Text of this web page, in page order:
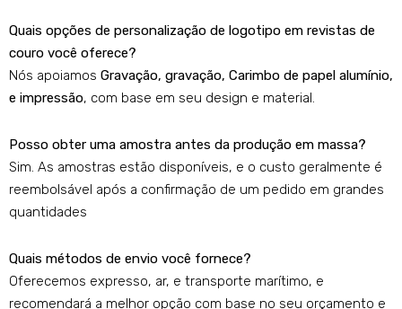
Quais opções de personalização de logotipo em revistas de
couro você oferece?
Nós apoiamos Gravação, gravação, Carimbo de papel alumínio,
e impressão, com base em seu design e material.
Posso obter uma amostra antes da produção em massa?
Sim. As amostras estão disponíveis, e o custo geralmente é
reembolsável após a confirmação de um pedido em grandes
quantidades
Quais métodos de envio você fornece?
Oferecemos expresso, ar, e transporte marítimo, e
recomendará a melhor opção com base no seu orçamento e